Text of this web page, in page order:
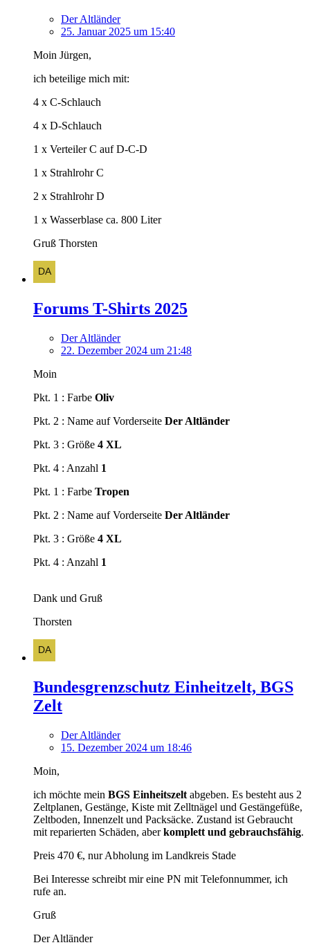
Der Altländer
25. Januar 2025 um 15:40
Moin Jürgen,
ich beteilige mich mit:
4 x C-Schlauch
4 x D-Schlauch
1 x Verteiler C auf D-C-D
1 x Strahlrohr C
2 x Strahlrohr D
1 x Wasserblase ca. 800 Liter
Gruß Thorsten
Forums T-Shirts 2025
Der Altländer
22. Dezember 2024 um 21:48
Moin
Pkt. 1 : Farbe Oliv
Pkt. 2 : Name auf Vorderseite Der Altländer
Pkt. 3 : Größe 4 XL
Pkt. 4 : Anzahl 1
Pkt. 1 : Farbe Tropen
Pkt. 2 : Name auf Vorderseite Der Altländer
Pkt. 3 : Größe 4 XL
Pkt. 4 : Anzahl 1
Dank und Gruß
Thorsten
Bundesgrenzschutz Einheitzelt, BGS
Zelt
Der Altländer
15. Dezember 2024 um 18:46
Moin,
ich möchte mein BGS Einheitszelt abgeben. Es besteht aus 2
Zeltplanen, Gestänge, Kiste mit Zelltnägel und Gestängefüße,
Zeltboden, Innenzelt und Packsäcke. Zustand ist Gebraucht
mit reparierten Schäden, aberkomplett und gebrauchsfähig.
Preis 470 €, nur Abholung im Landkreis Stade
Bei Interesse schreibt mir eine PN mit Telefonnummer, ich
rufe an.
Gruß
Der Altländer